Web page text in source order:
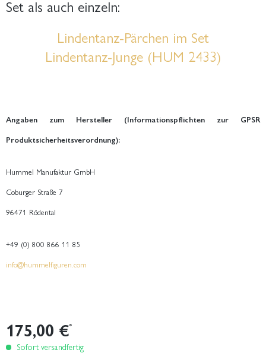
Set als auch einzeln:
Lindentanz-Pärchen im Set
Lindentanz-Junge (HUM 2433)
Angaben zum Hersteller (Informationspflichten zur GPSR
Produktsicherheitsverordnung):
Hummel Manufaktur GmbH
Coburger Straße 7
96471 Rödental
+49 (0) 800 866 11 85
info@hummelfiguren.com
175,00 €*
Sofort versandfertig